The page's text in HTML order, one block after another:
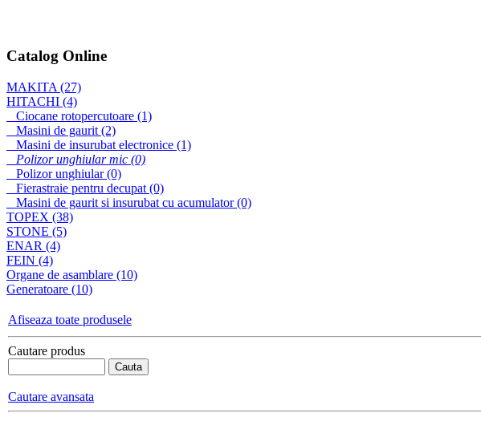
Fierastrau pentru
decupat 4340CT
Catalog Online
MAKITA (27)
HITACHI (4)
Ciocane rotopercutoare (1)
Masini de gaurit (2)
Masini de insurubat electronice (1)
Polizor unghiular mic (0)
Polizor unghiular (0)
Fierastraie pentru decupat (0)
Masini de gaurit si insurubat cu acumulator (0)
TOPEX (38)
STONE (5)
ENAR (4)
FEIN (4)
Organe de asamblare (10)
Generatoare (10)
Afiseaza toate produsele
Cautare produs
Cautare avansata